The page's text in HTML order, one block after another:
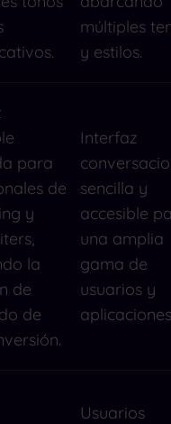
múltiples
y estilos.
para
de
y
la
de
de
Interfaz
sencilla y
accesible
una amplia
gama de
usuarios y
Usuarios